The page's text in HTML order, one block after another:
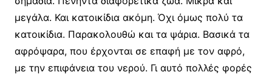
μεγάλα. Και κατοικίδια ακόμη. Όχι όμως πολύ τα
κατοικίδια. Παρακολουθώ και τα ψάρια. Βασικά τα
αφρόψαρα, που έρχονται σε επαφή με τον αφρό,
με την επιφάνεια του νερού. Γι αυτό πολλές φορές